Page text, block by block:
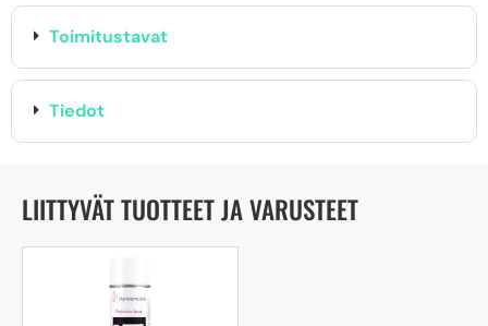
Toimitustavat
Tiedot
LIITTYVÄT TUOTTEET JA VARUSTEET